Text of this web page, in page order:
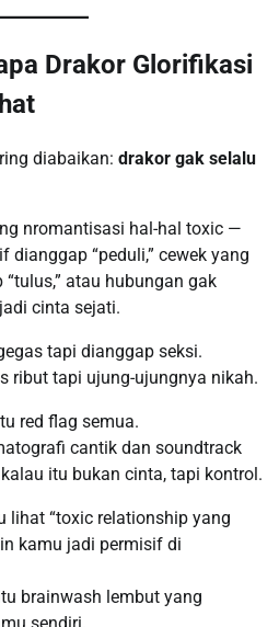
Drakor Glorifikasi
diabaikan: drakor gak selalu
nromantisasi hal-hal toxic —
dianggap “peduli,” cewek yang
atau hubungan gak
cinta sejati.
tapi dianggap seksi.
ribut tapi ujung-ujungnya nikah.
red flag semua.
cantik dan soundtrack
itu bukan cinta, tapi kontrol.
lihat “toxic relationship yang
kamu jadi permisif di
brainwash lembut yang